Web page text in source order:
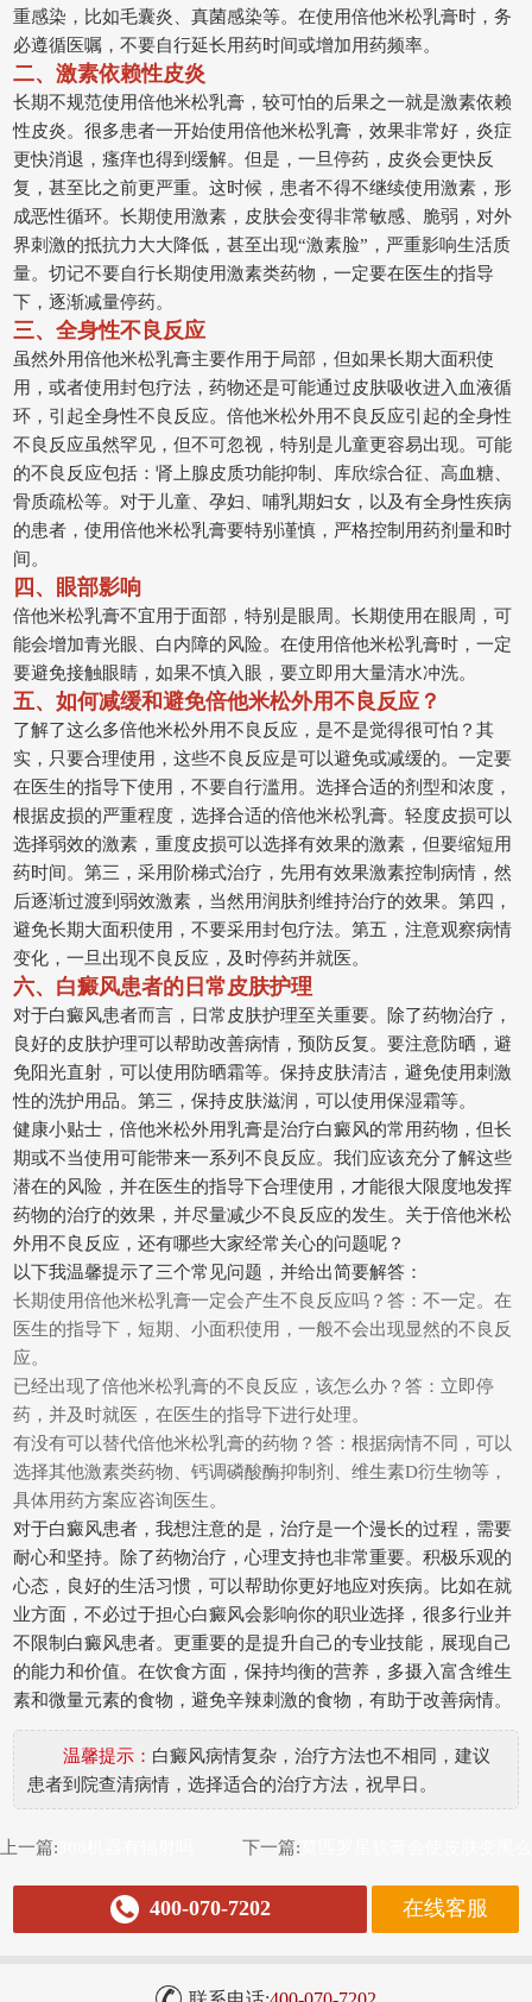
重感染，比如毛囊炎、真菌感染等。在使用倍他米松乳膏时，务
必遵循医嘱，不要自行延长用药时间或增加用药频率。
二、激素依赖性皮炎
长期不规范使用倍他米松乳膏，较可怕的后果之一就是激素依赖
性皮炎。很多患者一开始使用倍他米松乳膏，效果非常好，炎症
更快消退，瘙痒也得到缓解。但是，一旦停药，皮炎会更快反
复，甚至比之前更严重。这时候，患者不得不继续使用激素，形
成恶性循环。长期使用激素，皮肤会变得非常敏感、脆弱，对外
界刺激的抵抗力大大降低，甚至出现“激素脸”，严重影响生活质
量。切记不要自行长期使用激素类药物，一定要在医生的指导
下，逐渐减量停药。
三、全身性不良反应
虽然外用倍他米松乳膏主要作用于局部，但如果长期大面积使
用，或者使用封包疗法，药物还是可能通过皮肤吸收进入血液循
环，引起全身性不良反应。倍他米松外用不良反应引起的全身性
不良反应虽然罕见，但不可忽视，特别是儿童更容易出现。可能
的不良反应包括：肾上腺皮质功能抑制、库欣综合征、高血糖、
骨质疏松等。对于儿童、孕妇、哺乳期妇女，以及有全身性疾病
的患者，使用倍他米松乳膏要特别谨慎，严格控制用药剂量和时
间。
四、眼部影响
倍他米松乳膏不宜用于面部，特别是眼周。长期使用在眼周，可
能会增加青光眼、白内障的风险。在使用倍他米松乳膏时，一定
要避免接触眼睛，如果不慎入眼，要立即用大量清水冲洗。
五、如何减缓和避免倍他米松外用不良反应？
了解了这么多倍他米松外用不良反应，是不是觉得很可怕？其
实，只要合理使用，这些不良反应是可以避免或减缓的。一定要
在医生的指导下使用，不要自行滥用。选择合适的剂型和浓度，
根据皮损的严重程度，选择合适的倍他米松乳膏。轻度皮损可以
选择弱效的激素，重度皮损可以选择有效果的激素，但要缩短用
药时间。第三，采用阶梯式治疗，先用有效果激素控制病情，然
后逐渐过渡到弱效激素，当然用润肤剂维持治疗的效果。第四，
避免长期大面积使用，不要采用封包疗法。第五，注意观察病情
变化，一旦出现不良反应，及时停药并就医。
六、白癜风患者的日常皮肤护理
对于白癜风患者而言，日常皮肤护理至关重要。除了药物治疗，
良好的皮肤护理可以帮助改善病情，预防反复。要注意防晒，避
免阳光直射，可以使用防晒霜等。保持皮肤清洁，避免使用刺激
性的洗护用品。第三，保持皮肤滋润，可以使用保湿霜等。
健康小贴士，倍他米松外用乳膏是治疗白癜风的常用药物，但长
期或不当使用可能带来一系列不良反应。我们应该充分了解这些
潜在的风险，并在医生的指导下合理使用，才能很大限度地发挥
药物的治疗的效果，并尽量减少不良反应的发生。关于倍他米松
外用不良反应，还有哪些大家经常关心的问题呢？
以下我温馨提示了三个常见问题，并给出简要解答：
长期使用倍他米松乳膏一定会产生不良反应吗？答：不一定。在
医生的指导下，短期、小面积使用，一般不会出现显然的不良反
应。
已经出现了倍他米松乳膏的不良反应，该怎么办？答：立即停
药，并及时就医，在医生的指导下进行处理。
有没有可以替代倍他米松乳膏的药物？答：根据病情不同，可以
选择其他激素类药物、钙调磷酸酶抑制剂、维生素D衍生物等，
具体用药方案应咨询医生。
对于白癜风患者，我想注意的是，治疗是一个漫长的过程，需要
耐心和坚持。除了药物治疗，心理支持也非常重要。积极乐观的
心态，良好的生活习惯，可以帮助你更好地应对疾病。比如在就
业方面，不必过于担心白癜风会影响你的职业选择，很多行业并
不限制白癜风患者。更重要的是提升自己的专业技能，展现自己
的能力和价值。在饮食方面，保持均衡的营养，多摄入富含维生
素和微量元素的食物，避免辛辣刺激的食物，有助于改善病情。
温馨提示： 白癜风病情复杂，治疗方法也不相同，建议
患者到院查清病情，选择适合的治疗方法，祝早日。
上一篇: 下一篇:
400-070-7202 在线客服